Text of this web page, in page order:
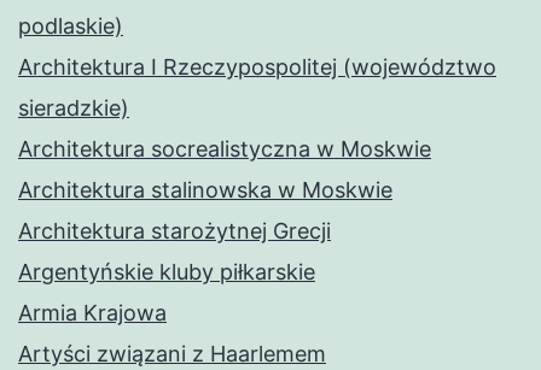
podlaskie)
Architektura I Rzeczypospolitej (województwo
sieradzkie)
Architektura socrealistyczna w Moskwie
Architektura stalinowska w Moskwie
Architektura starożytnej Grecji
Argentyńskie kluby piłkarskie
Armia Krajowa
Artyści związani z Haarlemem